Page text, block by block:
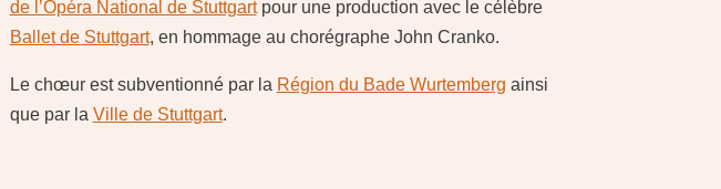
de l’Opéra National de Stuttgartpour une production avec le célèbre
Ballet de Stuttgart, en hommage au chorégraphe John Cranko.
Le chœur est subventionné par la Région du Bade Wurtemberg ainsi
que par la Ville de Stuttgart.